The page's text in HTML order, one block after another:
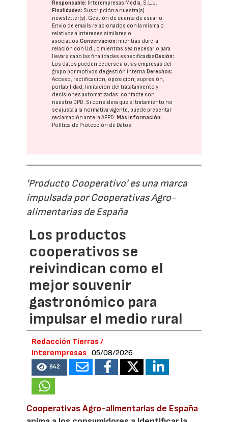
Responsable: Interempresas Media, S.L.U.
Finalidades: Suscripción a nuestra(s)
newsletter(s). Gestión de cuenta de usuario.
Envío de emails relacionados con la misma o
relativos a intereses similares o
asociados.Conservación: mientras dure la
relación con Ud., o mientras sea necesario para
llevar a cabo las finalidades especificadasCesión:
Los datos pueden cederse a otras empresas del
grupo por motivos de gestión interna. Derechos:
Acceso, rectificación, oposición, supresión,
portabilidad, limitación del tratatamiento y
decisiones automatizadas: contacte con
nuestro DPD. Si considera que el tratamiento no
se ajusta a la normativa vigente, puede presentar
reclamación ante laAEPD. Más información:
Política de Protección de Datos
'Producto Cooperativo' es una marca
impulsada por Cooperativas Agro-
alimentarias de España
Los productos
cooperativos se
reivindican como el
mejor souvenir
gastronómico para
impulsar el medio rural
Redacción Tierras /
Interempresas
05/08/2026
942
Cooperativas Agro-alimentarias de España